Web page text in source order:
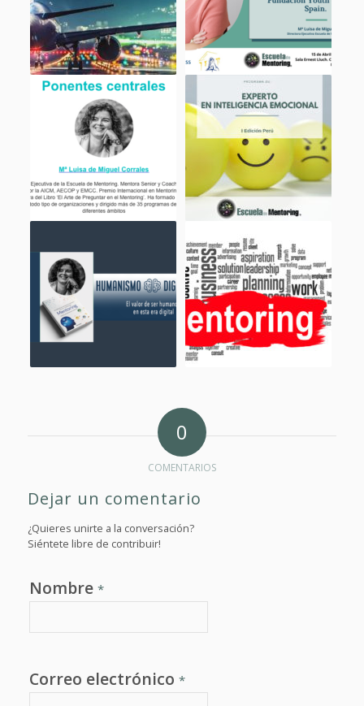
0
COMENTARIOS
Dejar un comentario
¿Quieres unirte a la conversación?
Siéntete libre de contribuir!
Nombre *
Correo electrónico *